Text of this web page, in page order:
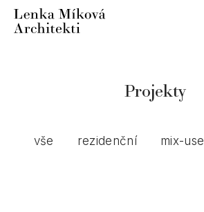
Projekty
vše rezidenční mix-use